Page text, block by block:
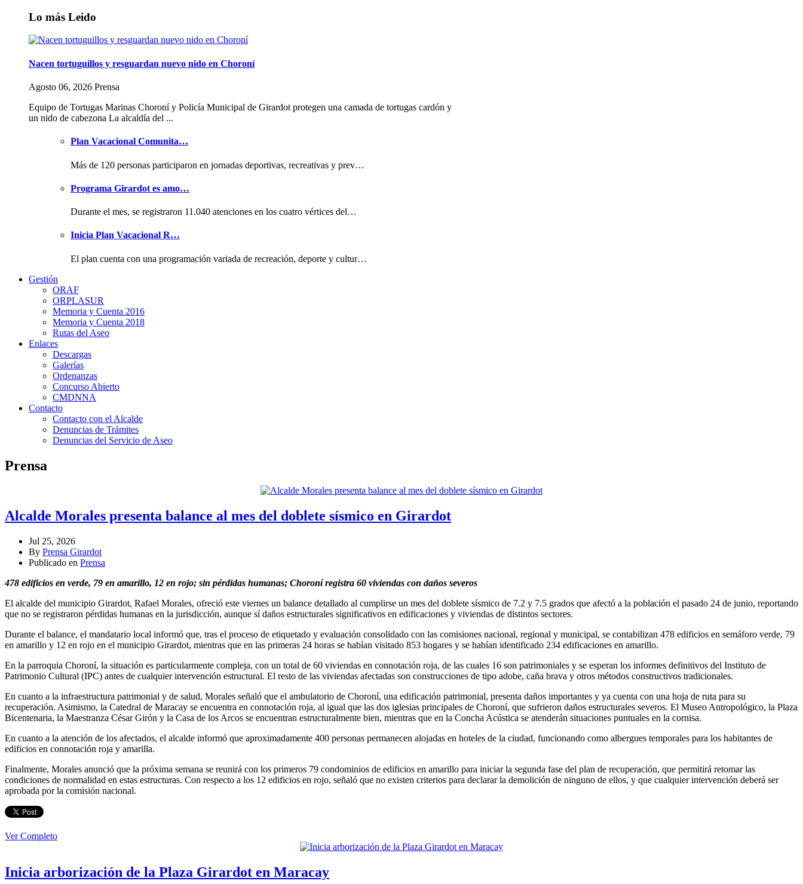
Lo más Leido
Nacen tortuguillos y resguardan nuevo nido en Choroní
Agosto 06, 2026 Prensa
Equipo de Tortugas Marinas Choroní y Policía Municipal de Girardot protegen una camada de tortugas cardón y
un nido de cabezona La alcaldía del ...
Plan Vacacional Comunita…
Más de 120 personas participaron en jornadas deportivas, recreativas y prev…
Programa Girardot es amo…
Durante el mes, se registraron 11.040 atenciones en los cuatro vértices del…
Inicia Plan Vacacional R…
El plan cuenta con una programación variada de recreación, deporte y cultur…
Gestión
ORAF
ORPLASUR
Memoria y Cuenta 2016
Memoria y Cuenta 2018
Rutas del Aseo
Enlaces
Descargas
Galerías
Ordenanzas
Concurso Abierto
CMDNNA
Contacto
Contacto con el Alcalde
Denuncias de Trámites
Denuncias del Servicio de Aseo
Prensa
Alcalde Morales presenta balance al mes del doblete sísmico en Girardot
Jul 25, 2026
By Prensa Girardot
Publicado en Prensa
478 edificios en verde, 79 en amarillo, 12 en rojo; sin pérdidas humanas; Choroní registra 60 viviendas con daños severos
El alcalde del municipio Girardot, Rafael Morales, ofreció este viernes un balance detallado al cumplirse un mes del doblete sísmico de 7.2 y 7.5 grados que afectó a la población el pasado 24 de junio, reportando
que no se registraron pérdidas humanas en la jurisdicción, aunque sí daños estructurales significativos en edificaciones y viviendas de distintos sectores.
Durante el balance, el mandatario local informó que, tras el proceso de etiquetado y evaluación consolidado con las comisiones nacional, regional y municipal, se contabilizan 478 edificios en semáforo verde, 79
en amarillo y 12 en rojo en el municipio Girardot, mientras que en las primeras 24 horas se habían visitado 853 hogares y se habían identificado 234 edificaciones en amarillo.
En la parroquia Choroní, la situación es particularmente compleja, con un total de 60 viviendas en connotación roja, de las cuales 16 son patrimoniales y se esperan los informes definitivos del Instituto de
Patrimonio Cultural (IPC) antes de cualquier intervención estructural. El resto de las viviendas afectadas son construcciones de tipo adobe, caña brava y otros métodos constructivos tradicionales.
En cuanto a la infraestructura patrimonial y de salud, Morales señaló que el ambulatorio de Choroní, una edificación patrimonial, presenta daños importantes y ya cuenta con una hoja de ruta para su
recuperación. Asimismo, la Catedral de Maracay se encuentra en connotación roja, al igual que las dos iglesias principales de Choroní, que sufrieron daños estructurales severos. El Museo Antropológico, la Plaza
Bicentenaria, la Maestranza César Girón y la Casa de los Arcos se encuentran estructuralmente bien, mientras que en la Concha Acústica se atenderán situaciones puntuales en la cornisa.
En cuanto a la atención de los afectados, el alcalde informó que aproximadamente 400 personas permanecen alojadas en hoteles de la ciudad, funcionando como albergues temporales para los habitantes de
edificios en connotación roja y amarilla.
Finalmente, Morales anunció que la próxima semana se reunirá con los primeros 79 condominios de edificios en amarillo para iniciar la segunda fase del plan de recuperación, que permitirá retomar las
condiciones de normalidad en estas estructuras. Con respecto a los 12 edificios en rojo, señaló que no existen criterios para declarar la demolición de ninguno de ellos, y que cualquier intervención deberá ser
aprobada por la comisión nacional.
Ver Completo
Inicia arborización de la Plaza Girardot en Maracay